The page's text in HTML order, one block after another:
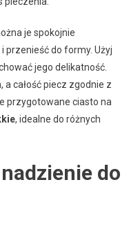
je spokojnie
przenieść do formy. Użyj
jego delikatność.
a całość piecz zgodnie z
przygotowane ciasto na
, idealne do różnych
do